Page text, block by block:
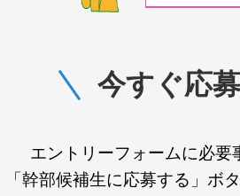
今すぐ応
エントリーフォームに必要
「幹部候補生に応募する」ボ